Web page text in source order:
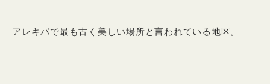
アレキパで最も古く美しい場所と言われている地区。